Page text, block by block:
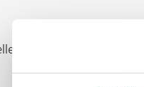
koriander